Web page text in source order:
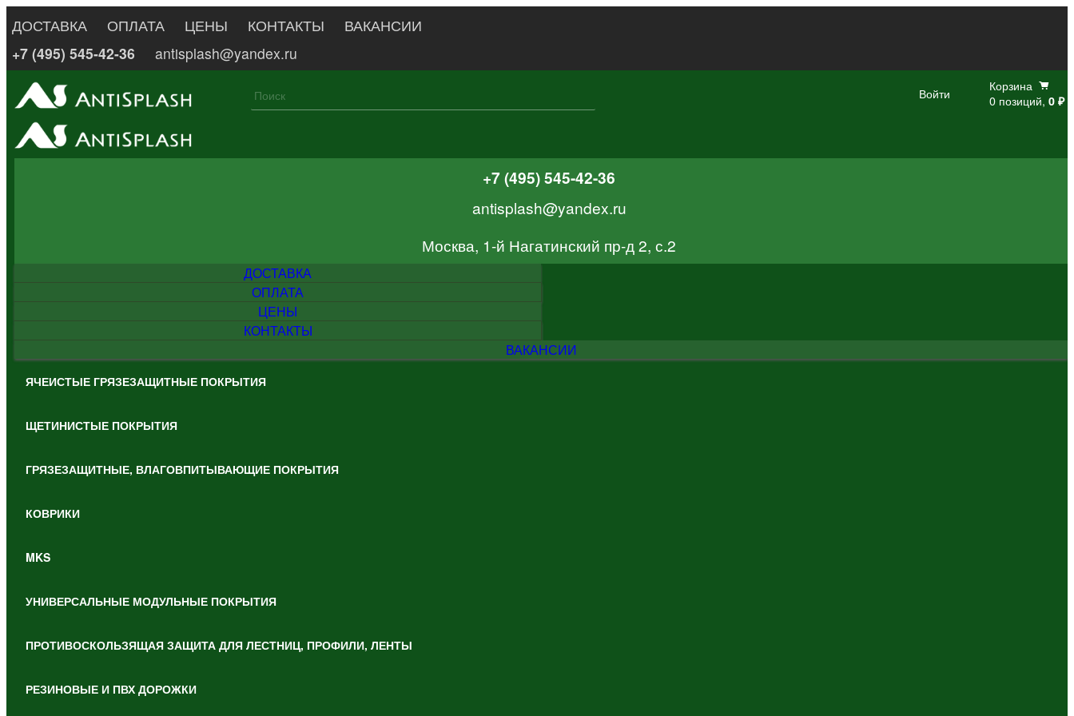
ДОСТАВКА ОПЛАТА ЦЕНЫ КОНТАКТЫ
ВАКАНСИИ
+7 (495) 545-42-36
antisplash@yandex.ru
Войти
Корзина
0 позиций, 0 ₽
+7 (495) 545-42-36
antisplash@yandex.ru
Москва, 1-й Нагатинский пр-д 2, с.2
ДОСТАВКА
ОПЛАТА
ЦЕНЫ
КОНТАКТЫ
ВАКАНСИИ
ЯЧЕИСТЫЕ ГРЯЗЕЗАЩИТНЫЕ ПОКРЫТИЯ
ЩЕТИНИСТЫЕ ПОКРЫТИЯ
ГРЯЗЕЗАЩИТНЫЕ, ВЛАГОВПИТЫВАЮЩИЕ ПОКРЫТИЯ
КОВРИКИ
MKS
УНИВЕРСАЛЬНЫЕ МОДУЛЬНЫЕ ПОКРЫТИЯ
ПРОТИВОСКОЛЬЗЯЩАЯ ЗАЩИТА ДЛЯ ЛЕСТНИЦ, ПРОФИЛИ, ЛЕНТЫ
РЕЗИНОВЫЕ И ПВХ ДОРОЖКИ